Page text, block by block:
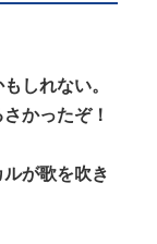
しれない。
かったぞ！
が歌を吹き